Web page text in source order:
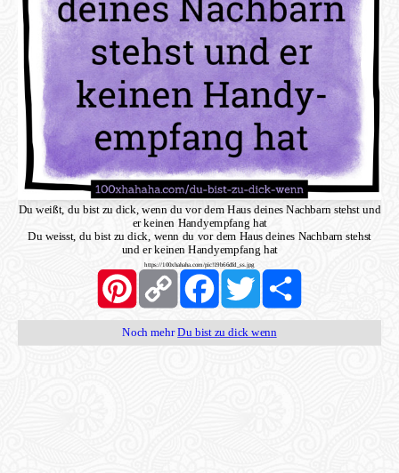
Du weißt, du bist zu dick, wenn du vor dem Haus deines Nachbarn stehst und
er keinen Handyempfang hat
Du weisst, du bist zu dick, wenn du vor dem Haus deines Nachbarn stehst
und er keinen Handyempfang hat
https://100xhahaha.com/pic!19b66dfd_ss.jpg
PinterestCopy
Link
FacebookTwitter Share
Noch mehrDu bist zu dick wenn